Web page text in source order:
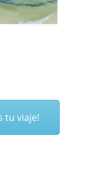
Next
tu viaje!